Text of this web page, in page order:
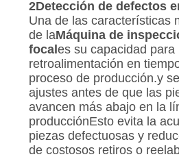
2Detección de defectos
Una de las características
de laMáquina de
focales su capacidad para
retroalimentación en
proceso de producción.y
ajustes antes de que las
avancen más abajo en la
producciónEsto evita la
piezas defectuosas y
de costosos retiros o